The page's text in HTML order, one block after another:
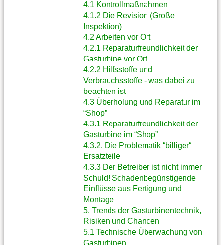
4.1 Kontrollmaßnahmen
4.1.2 Die Revision (Große
Inspektion)
4.2 Arbeiten vor Ort
4.2.1 Reparaturfreundlichkeit der
Gasturbine vor Ort
4.2.2 Hilfsstoffe und
Verbrauchsstoffe - was dabei zu
beachten ist
4.3 Überholung und Reparatur im
“Shop”
4.3.1 Reparaturfreundlichkeit der
Gasturbine im “Shop”
4.3.2. Die Problematik “billiger“
Ersatzteile
4.3.3 Der Betreiber ist nicht immer
Schuld! Schadenbegünstigende
Einflüsse aus Fertigung und
Montage
5. Trends der Gasturbinentechnik,
Risiken und Chancen
5.1 Technische Überwachung von
Gasturbinen